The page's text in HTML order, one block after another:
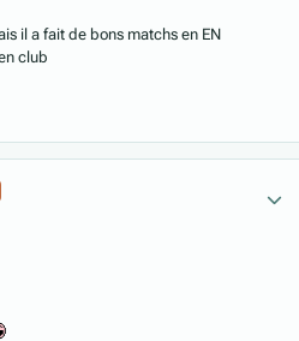
il a fait de bons matchs en EN
club